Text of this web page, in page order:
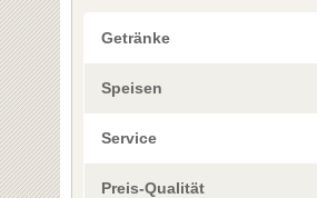
Getränke
Speisen
Service
Preis-Qualität